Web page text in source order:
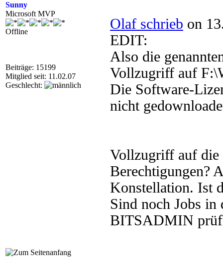
Sunny
Microsoft MVP
Offline
Beiträge: 15199
Mitglied seit: 11.02.07
Geschlecht:
Olaf schrieb on
EDIT:
Also die
Vollzugriff auf
Die Software-
nicht
Vollzugriff auf die
Berechtigungen?
Konstellation. Ist
Sind noch Jobs
BITSADMIN